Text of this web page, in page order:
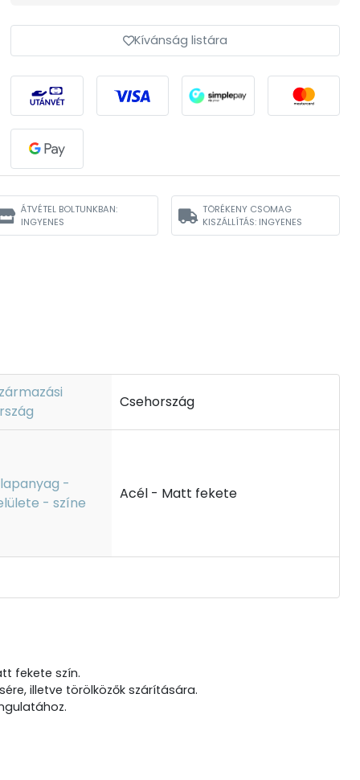
Kívánság listára
ÁTVÉTEL BOLTUNKBAN:
INGYENES
TÖRÉKENY CSOMAG
KISZÁLLÍTÁS: INGYENES
Csehország
-
- színe
Acél - Matt fekete
fekete szín.
illetve törölközők szárítására.